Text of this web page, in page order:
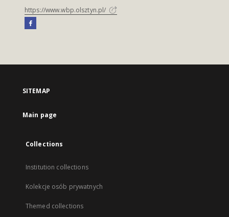
https://www.wbp.olsztyn.pl/
SITEMAP
Main page
Collections
Institution collections
Kolekcje osób prywatnych
Themed collections